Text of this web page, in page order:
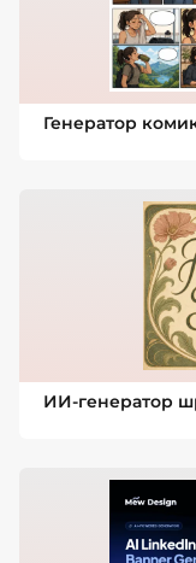
Генератор
ИИ-генератор